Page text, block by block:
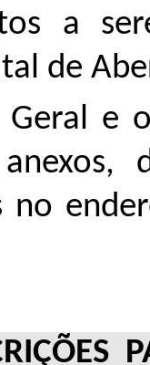
a
de
Geral e
no